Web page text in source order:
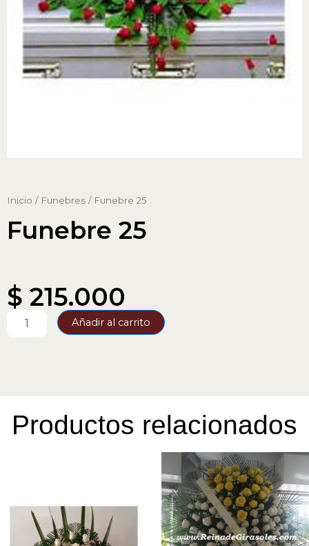
Inicio / Funebres / Funebre 25
Funebre 25
$ 215.000
Añadir al carrito
Productos relacionados